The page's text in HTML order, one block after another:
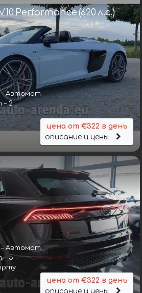
Performance (620 л.с.)
– Автомат
– 2
цена от €322 в день
описание и цены
– Автомат
– 5
цена от €322 в день
описание и цены